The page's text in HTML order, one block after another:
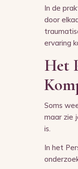
In de
door
ervaring
Het
Soms
maar zie
is.
In het